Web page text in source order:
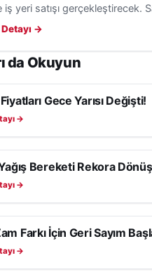
iş yeri satışı gerçekleştirecek.
uzun vadeli ödeme
→
da Okuyun
Gece Yarısı Değişti!
→
Bereketi Rekora
→
Farkı İçin Geri Sayım
→